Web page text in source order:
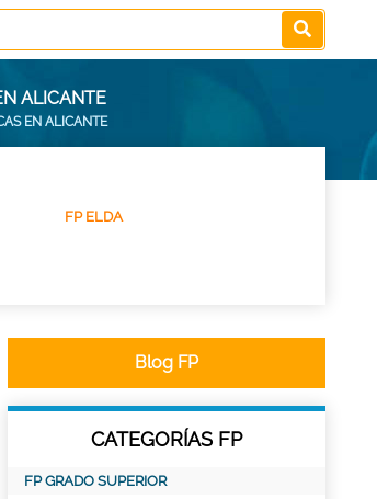
ALICANTE
EN ALICANTE
FP ELDA
Blog FP
CATEGORÍAS FP
FP GRADO SUPERIOR